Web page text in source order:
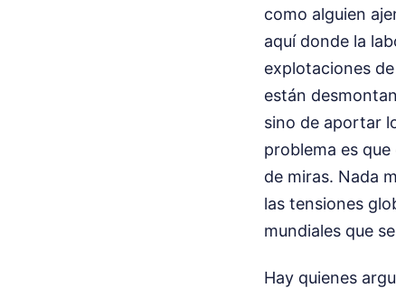
como alguien
aquí donde la
explotaciones
están
sino de aportar
problema es
de miras. Nada
las tensiones
mundiales que
Hay quienes